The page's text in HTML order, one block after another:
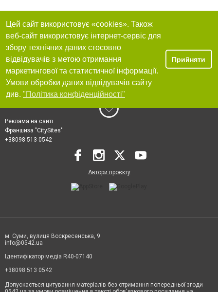
Цей сайт використовує «cookies». Також
веб-сайт використовує інтернет-сервіс для
збору технічних даних стосовно
відвідувачів з метою отримання
маркетингової та статистичної інформації.
Умови обробки даних відвідувачів сайту
див. "Політика конфіденційності"
Прийняти
Реклама на сайті
Франшиза "CitySites"
+38098 513 0542
Автори проєкту
м. Суми, вулиця Воскресенська, 9
info@0542.ua
Ідентифікатор медіа R40-07140
+38098 513 0542
Допускається цитування матеріалів без отримання попередньої згоди